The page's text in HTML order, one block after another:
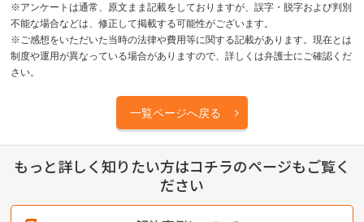
※アンケートは通常、原文まま記載をしておりますが、誤字・脱字および判別
不能な場合などは、修正して掲載する可能性がございます。
※ご感想をいただいた当時の法律や費用等に関する記載があります。現在とは
制度や運用が異なっている場合がありますので、詳しくは弁護士にご確認くだ
さい。
一覧ページへ戻る
もっと詳しく知りたい方はコチラのページもご覧く
ださい